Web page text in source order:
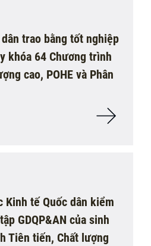
trao bằng tốt nghiệp
khóa 64 Chương trình
cao, POHE và Phân
Kinh tế Quốc dân kiểm
GDQP&AN của sinh
Tiên tiến, Chất lượng